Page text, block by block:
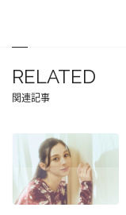
RELATED
関連記事